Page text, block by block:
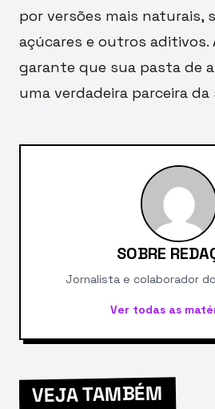
por versões mais naturais,
açúcares e outros aditivos.
garante que sua pasta de
uma verdadeira parceira da
SOBRE
Jornalista e colaborador
Ver todas as
VEJA TAMBÉM